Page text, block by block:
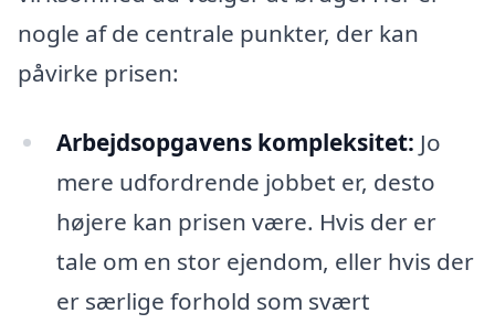
nogle af de centrale punkter, der kan
påvirke prisen:
Arbejdsopgavens kompleksitet: Jo
mere udfordrende jobbet er, desto
højere kan prisen være. Hvis der er
tale om en stor ejendom, eller hvis der
er særlige forhold som svært